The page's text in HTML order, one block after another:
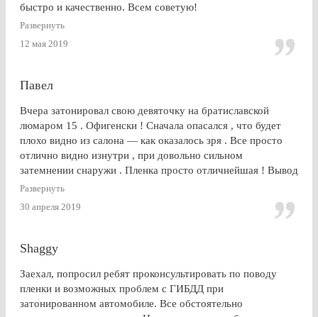
быстро и качественно. Всем советую!
Развернуть
12 мая 2019
Павел
Вчера затонировал свою девяточку на братиславской
люмаром 15 . Офигенски ! Сначала опасался , что будет
плохо видно из салона — как оказалось зря . Все просто
отлично видно изнутри , при довольно сильном
затемнении снаружи . Пленка просто отличнейшая ! Вывод
: Очень доволен . Буду советовать эту контору друзьям и
Развернуть
30 апреля 2019
Shaggy
Заехал, попросил ребят проконсультировать по поводу
пленки и возможных проблем с ГИБДД при
затонированном автомобиле. Все обстоятельно